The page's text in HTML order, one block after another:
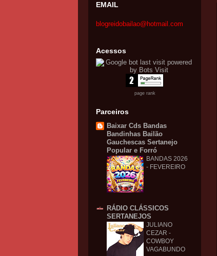
EMAIL
blogreidobailao@hotmail.com
Acessos
page rank
Parceiros
Baixar Cds Bandas
Bandinhas Bailão
Gauchescas Sertanejo
Popular e Forró
BANDAS 2026
- FEVEREIRO
RÁDIO CLÁSSICOS
SERTANEJOS
JULIANO
CEZAR -
COWBOY
VAGABUNDO